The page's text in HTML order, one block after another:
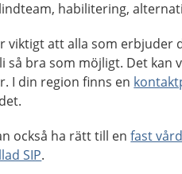
habilitering,
viktigt att alla som erbjuder
så bra som möjligt. Det kan
I din region finns en
också ha rätt till enfast
SIP.